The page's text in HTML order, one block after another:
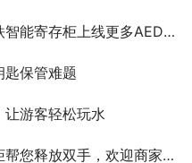
寄存柜上线更多AED设备
匙保管难题
游客轻松玩水
释放双手，欢迎商家合作